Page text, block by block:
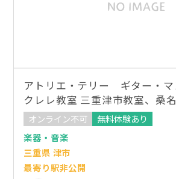
アトリエ・テリー ギター・マ
クレレ教室 三重津市教室、桑
市富田地区会館教室、知立カル
清洲ヨカルチャーヨシズヤ教室
オンライン不可
無料体験あり
楽器・音楽
三重県 津市
最寄り駅非公開